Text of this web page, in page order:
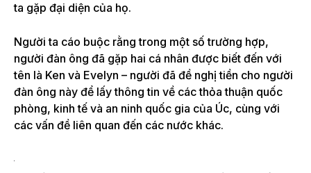
ta gặp đại diện của họ.
Người ta cáo buộc rằng trong một số trường hợp,
người đàn ông đã gặp hai cá nhân được biết đến với
tên là Ken và Evelyn – người đã đề nghị tiền cho người
đàn ông này để lấy thông tin về các thỏa thuận quốc
phòng, kinh tế và an ninh quốc gia của Úc, cùng với
các vấn đề liên quan đến các nước khác.